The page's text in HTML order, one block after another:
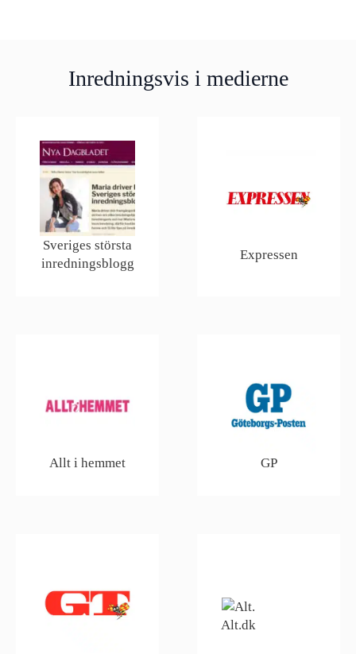
Inredningsvis i medierne
Sveriges största
inredningsblogg
Expressen
Allt i hemmet GP
Alt.dk